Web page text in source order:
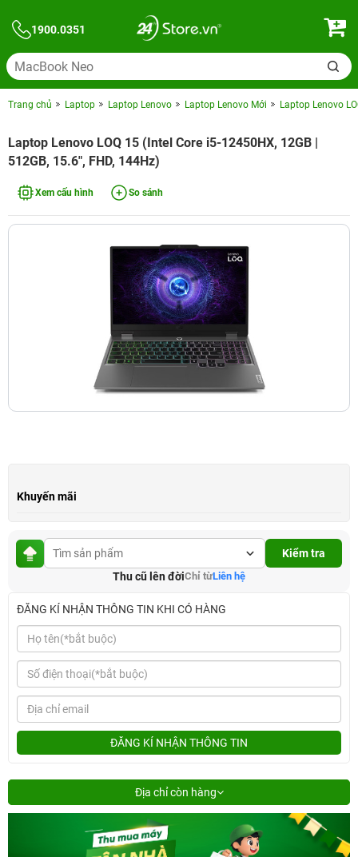
1900.0351
Trang chủ Laptop Laptop Lenovo Laptop Lenovo Mới Laptop Lenovo
Laptop Lenovo LOQ 15 (Intel Core i5-12450HX, 12GB |
512GB, 15.6", FHD, 144Hz)
Xem cấu hình So sánh
Khuyến mãi
Kiểm tra
Thu cũ lên đờiChỉ từLiên hệ
ĐĂNG KÍ NHẬN THÔNG TIN KHI CÓ HÀNG
ĐĂNG KÍ NHẬN THÔNG TIN
Địa chỉ còn hàng